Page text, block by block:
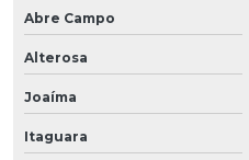
Abre Campo
Alterosa
Joaíma
Itaguara